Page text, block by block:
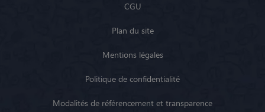
CGU
Plan du site
Mentions légales
Politique de confidentialité
Modalités de référencement et transparence